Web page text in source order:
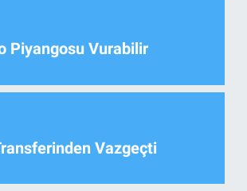
Piyangosu Vurabilir
Vazgeçti